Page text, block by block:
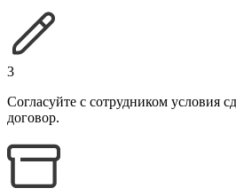
3
Согласуйте с сотрудником условия
договор.